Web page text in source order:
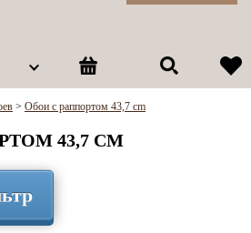
> Обои с раппортом 43,7 cm
43,7 CM